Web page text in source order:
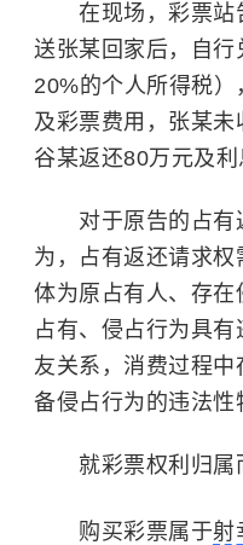
在现场，彩票站
送张某回家后，自
20%的个人所得税
及彩票费用，张某
谷某返还80万元及利
对于原告的占有
为，占有返还请求
体为原占有人、存
占有、侵占行为具
友关系，消费过程
备侵占行为的违法性
就彩票权利归属
购买彩票属于射